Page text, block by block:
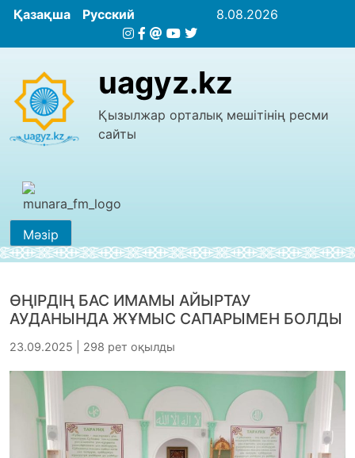
Қазақша Русский 8.08.2026
uagyz.kz
Қызылжар орталық мешітінің ресми
сайты
Мәзір
ӨҢІРДІҢ БАС ИМАМЫ АЙЫРТАУ
АУДАНЫНДА ЖҰМЫС САПАРЫМЕН БОЛДЫ
23.09.2025 | 298 рет оқылды